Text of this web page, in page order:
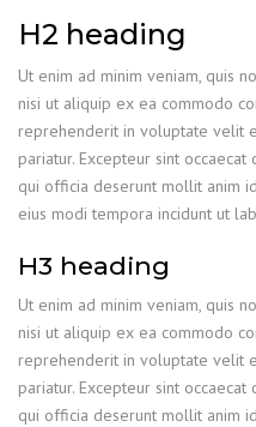
H2 heading
Ut enim ad minim veniam, quis
nisi ut aliquip ex ea commodo
reprehenderit in voluptate velit
pariatur. Excepteur sint
qui officia deserunt mollit anim
eius modi tempora incidunt ut
H3 heading
Ut enim ad minim veniam, quis
nisi ut aliquip ex ea commodo
reprehenderit in voluptate velit
pariatur. Excepteur sint
qui officia deserunt mollit anim